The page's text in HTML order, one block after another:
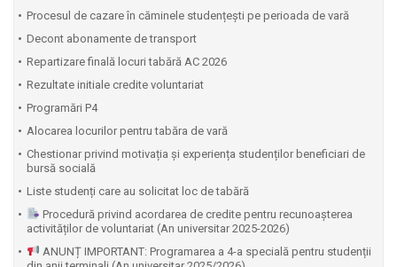
Procesul de cazare în căminele studențești pe perioada de vară
Decont abonamente de transport
Repartizare finală locuri tabără AC 2026
Rezultate initiale credite voluntariat
Programări P4
Alocarea locurilor pentru tabăra de vară
Chestionar privind motivația și experiența studenților beneficiari de
bursă socială
Liste studenți care au solicitat loc de tabără
Procedură privind acordarea de credite pentru recunoașterea
activităților de voluntariat (An universitar 2025-2026)
ANUNȚ IMPORTANT: Programarea a 4-a specială pentru studenții